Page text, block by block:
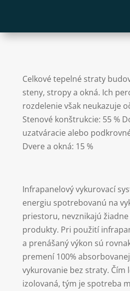
Celkové tepelné straty
steny, stropy a okná. Ich
rozdelenie však neukazuje
Stenové konštrukcie: 55 %
uzatváracie alebo
Dvere a okná: 15 %
Infrapanelový vykurovací
energiu spotrebovanú na
priestoru, nevznikajú žiadne
produkty. Pri použití
a prenášaný výkon sú
premení 100%
vykurovanie bez straty. Čím
izolovaná, tým je spotreba